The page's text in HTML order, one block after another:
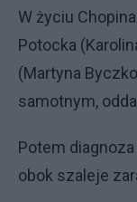
W życiu
Potocka
(Martyna
samotnym,
Potem
obok szaleje